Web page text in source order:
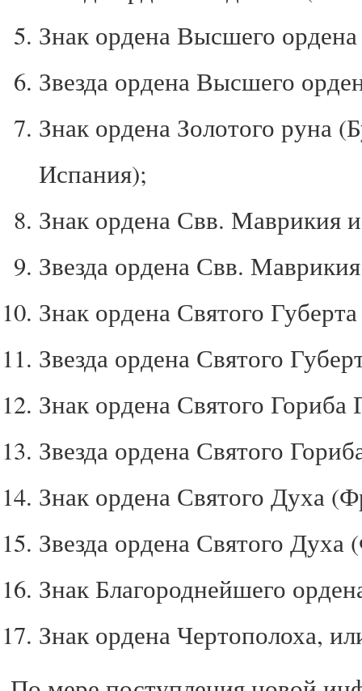
Знак ордена Высшего
Звезда ордена Высшего
Знак ордена Золотого руна
Испания);
Знак ордена Свв. Маврикия
Звезда ордена Свв.
Знак ордена Святого
Звезда ордена Святого
Знак ордена Святого Гориба
Звезда ордена Святого
Знак ордена Святого Духа
Звезда ордена Святого Духа
Знак Благороднейшего
Знак ордена Чертополоха,